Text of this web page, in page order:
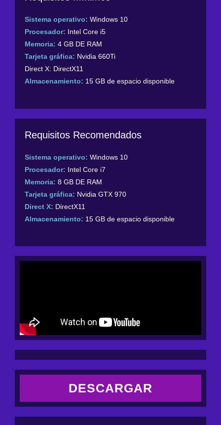
Sistema operativo: Windows 10
Procesador: Intel Core i5
Memoria: 4 GB DE RAM
Tarjeta gráfica: Nvidia 660Ti
Direct X: DirectX11
Almacenamiento: 15 GB de espacio disponible
Requisitos Recomendados
Sistema operativo: Windows 10
Procesador: Intel Core i7
Memoria: 8 GB DE RAM
Tarjeta gráfica: Nvidia GTX 970
Direct X: DirectX11
Almacenamiento: 15 GB de espacio disponible
DESCARGAR